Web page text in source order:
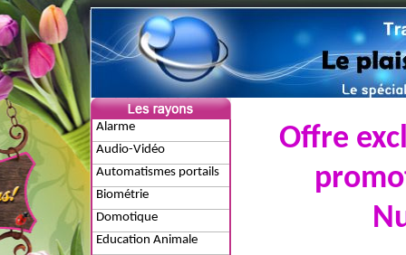
Alarme
Audio-Vidéo
Automatismes portails
Biométrie
Domotique
Education Animale
Offre